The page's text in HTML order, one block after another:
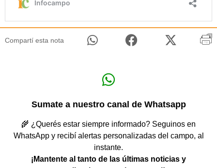
Compartí esta nota
Sumate a nuestro canal de Whatsapp
🌾 ¿Querés estar siempre informado? Seguinos en
WhatsApp y recibí alertas personalizadas del campo, al
instante.
¡Mantente al tanto de las últimas noticias y